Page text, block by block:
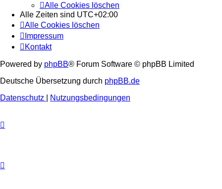
Alle Cookies löschen
Alle Zeiten sind UTC+02:00
Alle Cookies löschen
Impressum
Kontakt
Powered by phpBB® Forum Software © phpBB Limited
Deutsche Übersetzung durch phpBB.de
Datenschutz
Nutzungsbedingungen